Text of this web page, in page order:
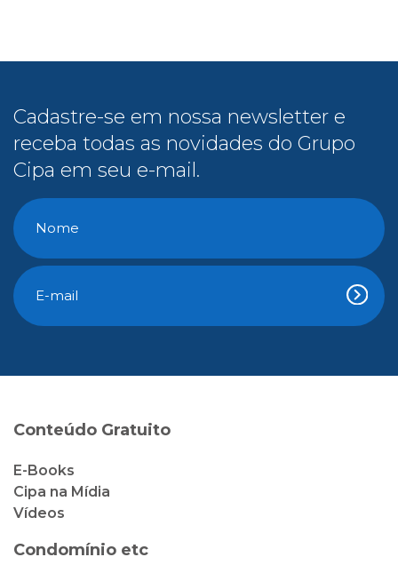
Cadastre-se em nossa newsletter e
receba todas as novidades do Grupo
Cipa em seu e-mail.
Conteúdo Gratuito
E-Books
Cipa na Mídia
Vídeos
Condomínio etc